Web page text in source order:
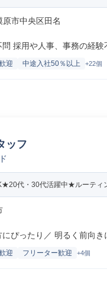
市中央区田名
採用や人事、事務の経験
迎 中途入社50％以上 +22個
ッフ
代・30代活躍中★ルーティ
ぴったり／ 明るく前向き
迎 フリーター歓迎 +4個